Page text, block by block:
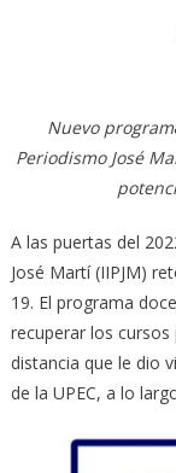
Nuevo program
Periodismo José
A las puertas del
José Martí (IIPJM)
19. El programa
recuperar los
distancia que le dio
de la UPEC, a lo